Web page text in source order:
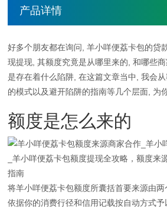
产品详情
好多个朋友都在询问,羊小咩便荔卡包的贷
现提现, 其额度究竟是从哪里来的, 和哪些
是存在着什么陷阱, 在这篇文章当中, 我会
的模式以及避开陷阱的指南等几个层面, 为
额度是怎么来的
将羊小咩便荔卡包额度所囊括首要来源由
依据你的消费行径和信用记载按自动方式予